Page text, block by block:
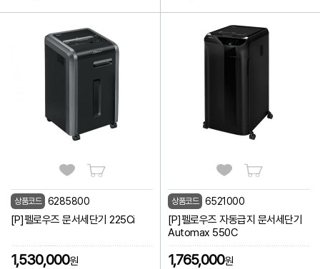
상품코드 6285800
[P]펠로우즈 문서세단기 225Ci
1,530,000원
상품코드 6521000
[P]펠로우즈 자동급지 문서세단기
Automax 550C
1,765,000원